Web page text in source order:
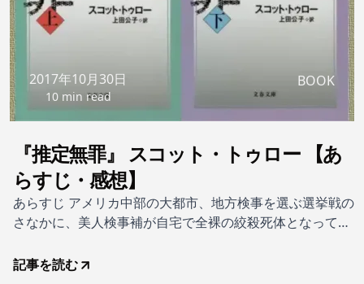
2017年10月30日
10 min read
BOOK
『推定無罪』 スコット・トゥロー 【あ
らすじ・感想】
あらすじ アメリカ中部の大都市、地方検事を選ぶ選挙戦の
さなかに、美人検事補が自宅で全裸の絞殺死体となって発
乗りだしたサビッチ主席検事補は、実は被害者と愛人関係
記事を読む